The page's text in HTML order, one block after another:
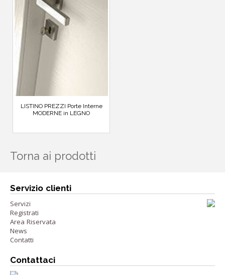
LISTINO PREZZI Porte Interne
MODERNE in LEGNO
Torna ai prodotti
Servizio clienti
Servizi
Registrati
Area Riservata
News
Contatti
Contattaci